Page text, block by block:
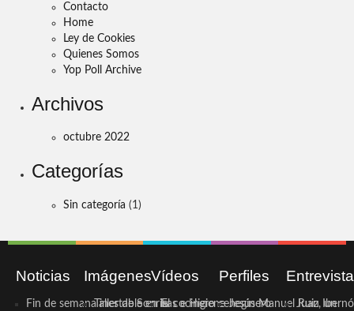
Contacto
Home
Ley de Cookies
Quienes Somos
Yop Poll Archive
Archivos
octubre 2022
Categorías
Sin categoría (1)
Noticias
Fin de semana inestable en la
Imágenes
Taller de Sonrisas e Higiene
Vídeos
El cocinero ceheginero
Perfiles
Jesús Manuel Ruiz, un
Juan